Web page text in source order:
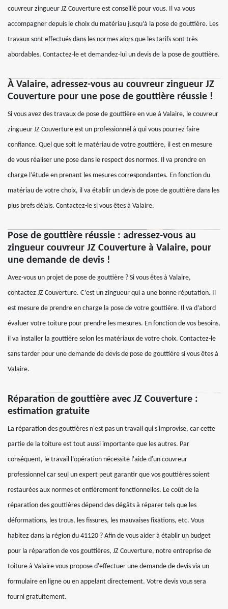
couvreur zingueur JZ Couverture est conseillé pour vous. Il va vous
accompagner depuis le choix du matériau jusqu’à la pose de gouttière. Les
travaux sont effectués dans les normes alors que les tarifs sont très
abordables. Contactez-le et demandez-lui un devis de la pose de gouttière.
À Valaire, adressez-vous au couvreur zingueur JZ
Couverture pour une pose de gouttière réussie !
Si vous avez des travaux de pose de gouttière en vue à Valaire, le couvreur
zingueur JZ Couverture est un professionnel à qui vous pourrez faire
confiance. Quel que soit le matériau de votre gouttière, il est en mesure
de vous réaliser une pose dans le respect des normes. Il va prendre en
charge l’étude en prenant les mesures correspondantes. En fonction du
matériau de votre choix, il va établir un devis de pose de gouttière dans les
plus brefs délais. Contactez-le si vous êtes à Valaire.
Pose de gouttière réussie : adressez-vous au
zingueur couvreur JZ Couverture à Valaire, pour
une demande de devis !
Avez-vous un projet de pose de gouttière ? Si vous êtes à Valaire,
contactez JZ Couverture. C’est un zingueur qui a une bonne réputation. Il
est mesure de prendre en charge la pose de votre gouttière. Il va d’abord
évaluer votre toiture pour prendre les mesures. En fonction de vos besoins,
il va installer la gouttière selon les matériaux de votre choix. Contactez-le
sans tarder pour une demande de devis de pose de gouttière si vous êtes à
Valaire.
Réparation de gouttière avec JZ Couverture :
estimation gratuite
La réparation des gouttières n'est pas un travail qui s'improvise, car cette
partie de la toiture est tout aussi importante que les autres. Par
conséquent, le travail l’opération nécessite l'aide d'un couvreur
professionnel car seul un expert peut garantir que vos gouttières soient
restaurées aux normes et entièrement fonctionnelles. Le coût de la
réparation des gouttières dépend des dégâts à réparer tels que les
déformations, les trous, les fissures, les mauvaises fixations, etc. Vous
habitez dans la région du 41120 ? Afin de vous aider à établir un budget
pour la réparation de vos gouttières, JZ Couverture, notre entreprise de
toiture à Valaire vous propose d'effectuer une demande de devis via un
formulaire en ligne ou en appelant directement. Votre devis vous sera
fourni gratuitement.